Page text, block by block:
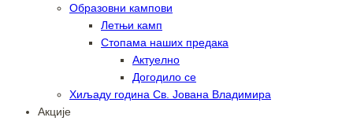
Образовни кампови
Летњи камп
Стопама наших предака
Актуелно
Догодило се
Хиљаду година Св. Јована Владимира
Акције